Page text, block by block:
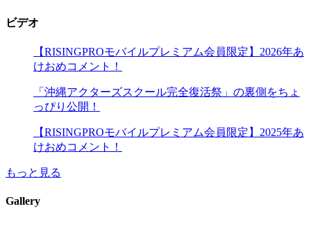
ビデオ
【RISINGPROモバイルプレミアム会員限定】2026年あ
けおめコメント！
「沖縄アクターズスクール完全復活祭」の裏側をちょ
っぴり公開！
【RISINGPROモバイルプレミアム会員限定】2025年あ
けおめコメント！
もっと見る
Gallery